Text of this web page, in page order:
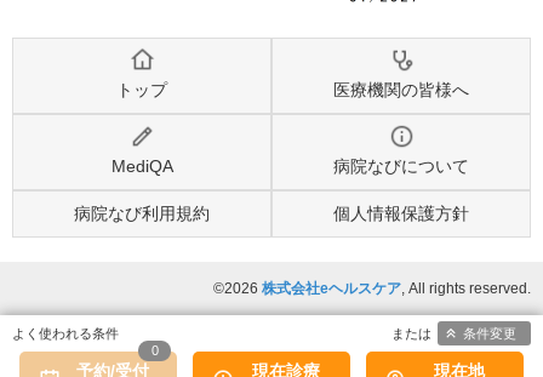
トップ 医療機関の皆様へ
MediQA 病院なびについて
病院なび利用規約 個人情報保護方針
©2026 株式会社eヘルスケア, All rights reserved.
予約/受付
0
現在診療 現在地
条件変更